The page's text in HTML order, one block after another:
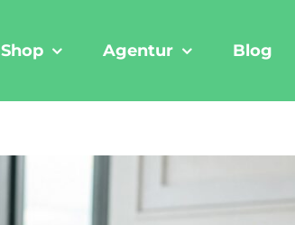
Shop Agentur Blog